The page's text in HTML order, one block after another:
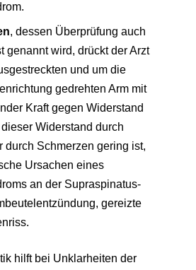
, dessen Überprüfung auch
genannt wird, drückt der Arzt
und um die
gedrehten Arm mit
Kraft gegen Widerstand
Widerstand durch
durch Schmerzen gering ist,
Ursachen eines
an der Supraspinatus-
gereizte
hilft bei Unklarheiten der